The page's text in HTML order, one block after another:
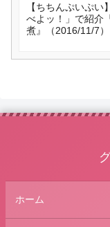
【ちちんぷいぷい
べよッ！」で紹介
煮』（2016/11/7）
ホーム